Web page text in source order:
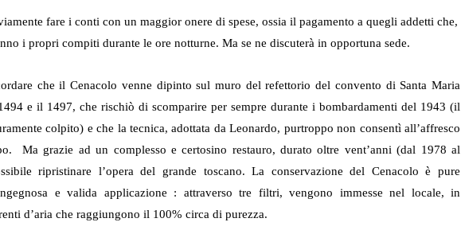
fare i conti con un maggior onere di spese, ossia il pagamento a quegli addetti che,
i propri compiti durante le ore notturne. Ma se ne discuterà in opportuna sede.
che il Cenacolo venne dipinto sul muro del refettorio del convento di Santa Maria
e il 1497, che rischiò di scomparire per sempre durante i bombardamenti del 1943 (il
colpito) e che la tecnica, adottata da Leonardo, purtroppo non consentì all’affresco
Ma grazie ad un complesso e certosino restauro, durato oltre vent’anni (dal 1978 al
ripristinare l’opera del grande toscano. La conservazione del Cenacolo è pure
e valida applicazione : attraverso tre filtri, vengono immesse nel locale, in
d’aria che raggiungono il 100% circa di purezza.